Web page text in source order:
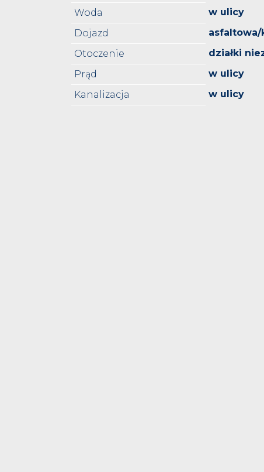
Woda
w ulicy
Dojazd
asfaltowa/
Otoczenie
działki
Prąd
w ulicy
Kanalizacja
w ulicy